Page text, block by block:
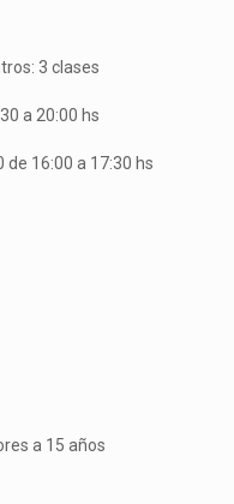
3 clases
a 20:00 hs
16:00 a 17:30 hs
a 15 años